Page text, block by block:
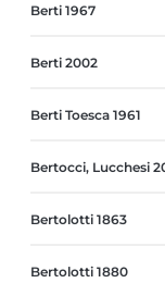
Berti 1967
Berti 2002
Berti Toesca 1961
Bertocci, Lucchesi
Bertolotti 1863
Bertolotti 1880